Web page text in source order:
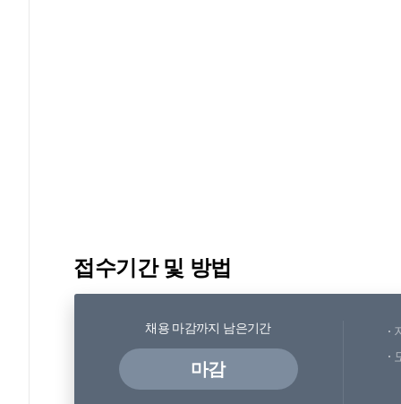
접수기간 및 방법
채용 마감까지 남은기간
마감